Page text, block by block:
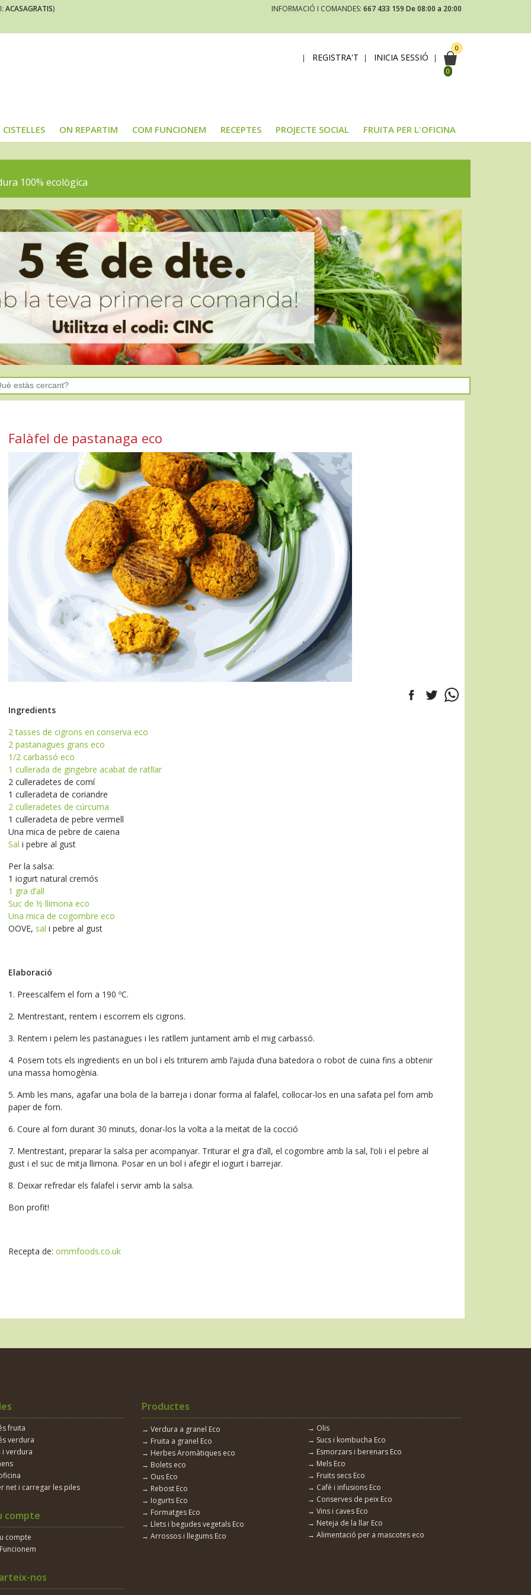
ACASAGRATIS) INFORMACIÓ I COMANDES: 667 433 159 De 08:00 a 20:00
| REGISTRA'T | INICIA SESSIÓ |
0
0
CISTELLES ON REPARTIM COM FUNCIONEM RECEPTES PROJECTE SOCIAL FRUITA PER L'OFICINA
100% ecològica
Falàfel de pastanaga eco
Ingredients
2 tasses de cigrons en conserva eco
2 pastanagues grans eco
1/2 carbassó eco
1 cullerada de gingebre acabat de ratllar
2 culleradetes de comí
1 culleradeta de coriandre
2 culleradetes de cúrcuma
1 culleradeta de pebre vermell
Una mica de pebre de caiena
Sal i pebre al gust
Per la salsa:
1 iogurt natural cremós
1 gra d’all
Suc de ½ llimona eco
Una mica de cogombre eco
OOVE, sal i pebre al gust
Elaboració
1. Preescalfem el forn a 190 ºC.
2. Mentrestant, rentem i escorrem els cigrons.
3. Rentem i pelem les pastanagues i les ratllem juntament amb el mig carbassó.
4. Posem tots els ingredients en un bol i els triturem amb l’ajuda d’una batedora o robot de cuina fins a obtenir
una massa homogènia.
5. Amb les mans, agafar una bola de la barreja i donar forma al falafel, col·locar-los en una safata pel forn amb
paper de forn.
6. Coure al forn durant 30 minuts, donar-los la volta a la meitat de la cocció
7. Mentrestant, preparar la salsa per acompanyar. Triturar el gra d’all, el cogombre amb la sal, l’oli i el pebre al
gust i el suc de mitja llimona. Posar en un bol i afegir el iogurt i barrejar.
8. Deixar refredar els falafel i servir amb la salsa.
Bon profit!
Recepta de: ommfoods.co.uk
fruita
verdura
verdura
net i carregar les piles
compte
compte
nos
Productes
→ Verdura a granel Eco
→ Fruita a granel Eco
→ Herbes Aromàtiques eco
→ Bolets eco
→ Ous Eco
→ Rebost Eco
→ Iogurts Eco
→ Formatges Eco
→ Llets i begudes vegetals Eco
→ Arrossos i llegums Eco
→ Olis
→ Sucs i kombucha Eco
→ Esmorzars i berenars Eco
→ Mels Eco
→ Fruits secs Eco
→ Cafè i infusions Eco
→ Conserves de peix Eco
→ Vins i caves Eco
→ Neteja de la llar Eco
→ Alimentació per a mascotes eco